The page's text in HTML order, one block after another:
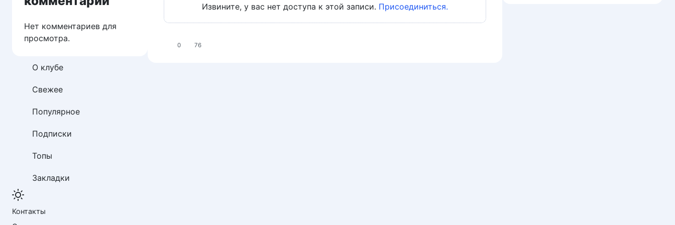
Извините, у вас нет доступа к этой записи. Присоединиться.
0 76
Нет комментариев для
просмотра.
О клубе
Свежее
Популярное
Подписки
Топы
Закладки
Контакты